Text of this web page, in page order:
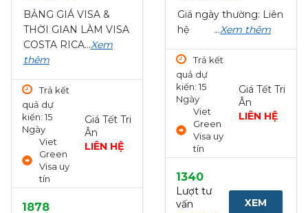
Giá ngày thường: Liên
hệ ...Xem thêm
Trả kết
kiến: 15
Ngày
Viet
Green
Visa uy
tín
LIÊN HỆ
1340
Lượt tư
vấn
Giá ngày
thường: 6,990,000 đ
Trả kết
quả dự
kiến: 10
Ngày
Phỏng
vấn có
kết
ngay
Giá Tết Tri
Ân
5,990,000
₫
1826